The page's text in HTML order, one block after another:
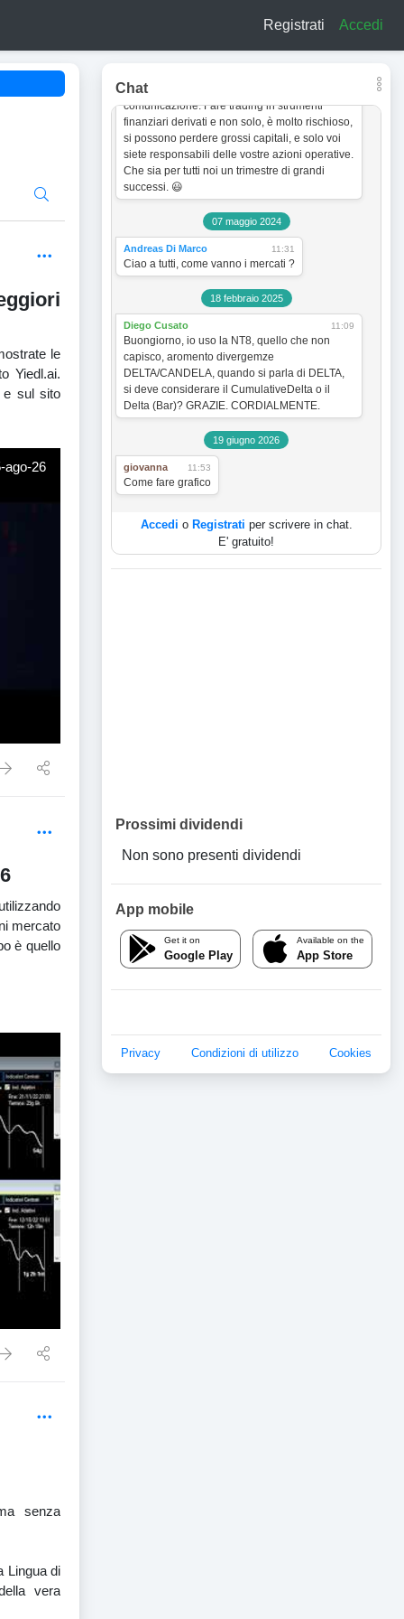
Registrati Accedi
le
Yiedl.ai.
e sul sito
ago-26
migliori/peggiori Crypto per la Settimana -5-ago-26
mercato
è quello
Mercati-5-ago-26
senza
Lingua di
vera
Chat
In quanto tale non vogliono incentivare in
cambiamento senza obbligo di preventiva
comunicazione. Fare trading in strumenti
finanziari derivati e non solo, è molto rischioso,
si possono perdere grossi capitali, e solo voi
siete responsabili delle vostre azioni operative.
Che sia per tutti noi un trimestre di grandi
successi. 😃
07 maggio 2024
Andreas Di Marco 11:31
Ciao a tutti, come vanno i mercati ?
18 febbraio 2025
Diego Cusato 11:09
Buongiorno, io uso la NT8, quello che non
capisco, aromento divergemze
DELTA/CANDELA, quando si parla di DELTA,
si deve considerare il CumulativeDelta o il
Delta (Bar)? GRAZIE. CORDIALMENTE.
19 giugno 2026
giovanna 11:53
Come fare grafico
Accedi o Registrati per scrivere in chat.
E' gratuito!
Prossimi dividendi
Non sono presenti dividendi
App mobile
Get it on
Google Play
Available on the
App Store
Privacy Condizioni di utilizzo Cookies